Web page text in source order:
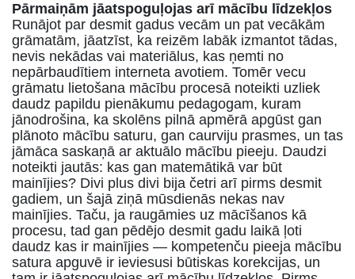
Pārmaiņām jāatspoguļojas arī mācību līdzekļos
Runājot par desmit gadus vecām un pat vecākām
grāmatām, jāatzīst, ka reizēm labāk izmantot tādas,
nevis nekādas vai materiālus, kas ņemti no
nepārbaudītiem interneta avotiem. Tomēr vecu
grāmatu lietošana mācību procesā noteikti uzliek
daudz papildu pienākumu pedagogam, kuram
jānodrošina, ka skolēns pilnā apmērā apgūst gan
plānoto mācību saturu, gan caurviju prasmes, un tas
jāmāca saskaņā ar aktuālo mācību pieeju. Daudzi
noteikti jautās: kas gan matemātikā var būt
mainījies? Divi plus divi bija četri arī pirms desmit
gadiem, un šajā ziņā mūsdienās nekas nav
mainījies. Taču, ja raugāmies uz mācīšanos kā
procesu, tad gan pēdējo desmit gadu laikā ļoti
daudz kas ir mainījies — kompetenču pieeja mācību
satura apguvē ir ieviesusi būtiskas korekcijas, un